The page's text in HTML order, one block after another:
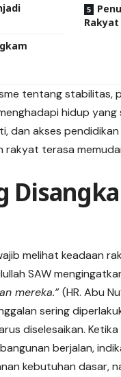
Rakyat
tentang stabilitas,
hidup
dan akses
rakyat terasa
melihat keadaan
SAW
mereka.”(HR. Abu
sering
diselesaikan.
berjalan,
kebutuhan dasar,